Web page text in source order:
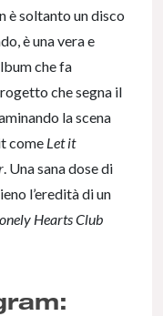
è soltanto un disco
è una vera e
che fa
che segna il
la scena
come Let it
. Una sana dose di
l’eredità di un
Hearts Club